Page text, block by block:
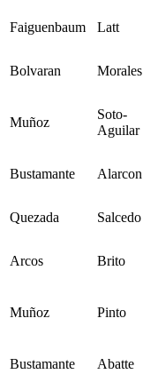
Faiguenbaum Latt
Bolvaran Morales
Muñoz
Soto-
Aguilar
Bustamante Alarcon
Quezada Salcedo
Arcos Brito
Muñoz Pinto
Bustamante Abatte